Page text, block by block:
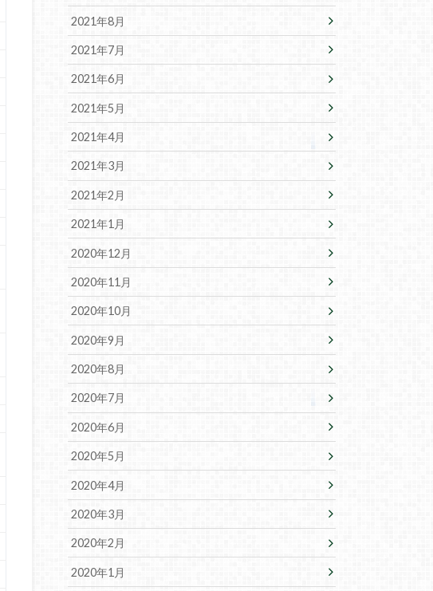
2021年8月
2021年7月
2021年6月
2021年5月
2021年4月
2021年3月
2021年2月
2021年1月
2020年12月
2020年11月
2020年10月
2020年9月
2020年8月
2020年7月
2020年6月
2020年5月
2020年4月
2020年3月
2020年2月
2020年1月